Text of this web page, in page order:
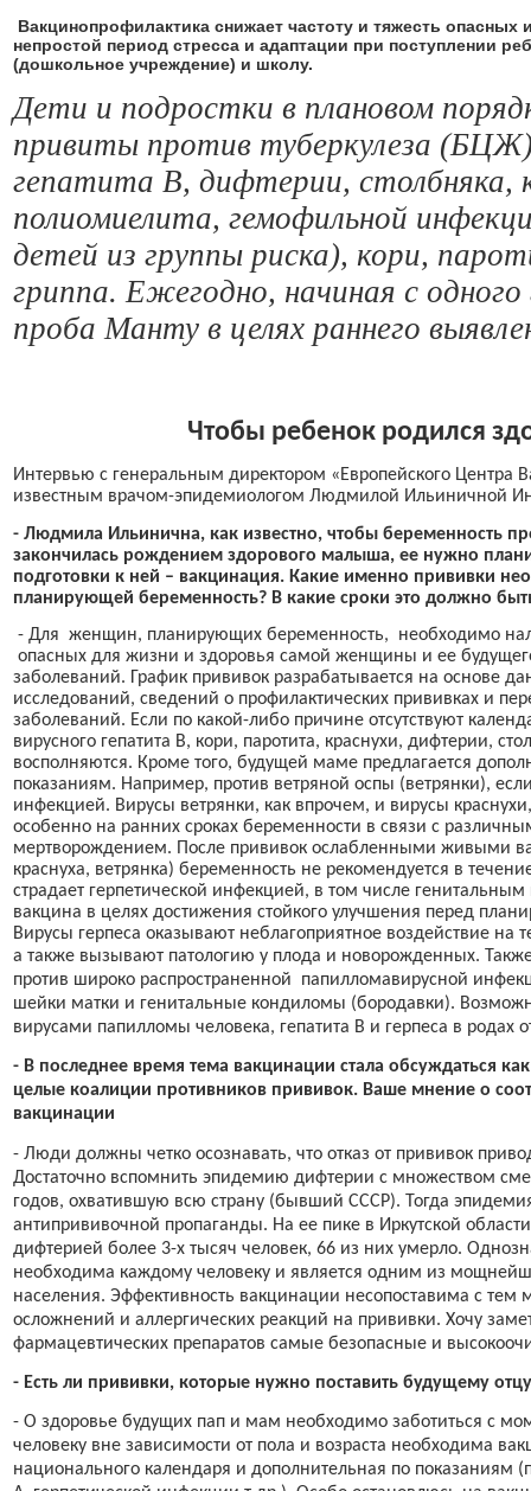
Вакцинопрофилактика снижает частоту и тяжесть
непростой период стресса и адаптации при поступлении
(дошкольное учреждение) и школу.
Дети и подростки в плановом
привиты против туберкулеза
гепатита В, дифтерии, столбняка,
полиомиелита, гемофильной
детей из группы риска), кори,
гриппа. Ежегодно, начиная с
проба Манту в целях раннего
Чтобы ребенок родился
Интервью с генеральным директором «Европейского Центра
известным врачом-эпидемиологом Людмилой Ильиничной
- Людмила Ильинична, как известно, чтобы беременность
закончилась рождением здорового малыша, ее нужно
подготовки к ней – вакцинация. Какие именно прививки
планирующей беременность? В какие сроки это должно
- Для женщин, планирующих беременность,
необходимо
опасных для жизни и здоровья самой женщины и ее
заболеваний. График прививок разрабатывается на основе
исследований, сведений о профилактических прививках и
заболеваний. Если по какой-либо причине отсутствуют
вирусного гепатита В, кори, паротита, краснухи, дифтерии,
восполняются. Кроме того, будущей маме предлагается
показаниям. Например, против ветряной оспы (ветрянки),
инфекцией. Вирусы ветрянки, как впрочем, и вирусы
особенно на ранних сроках беременности в связи с
мертворождением. После прививок ослабленными живыми
краснуха, ветрянка) беременность не рекомендуется в
страдает герпетической инфекцией, в том числе
вакцина в целях достижения стойкого улучшения перед
Вирусы герпеса оказывают неблагоприятное воздействие на
а также вызывают патологию у плода и новорожденных.
против широко распространенной
папилломавирусной
шейки матки и генитальные кондиломы (бородавки).
вирусами папилломы человека, гепатита В и герпеса в родах
- В последнее время тема вакцинации стала обсуждаться
целые коалиции противников прививок. Ваше мнение о
вакцинации
- Люди должны четко осознавать, что отказ от прививок
Достаточно вспомнить эпидемию дифтерии с множеством
годов, охватившую всю страну (бывший СССР). Тогда
антипрививочной пропаганды. На ее пике в Иркутской
дифтерией более 3-х тысяч человек, 66 из них умерло.
необходима каждому человеку и является одним из
населения. Эффективность вакцинации несопоставима с
осложнений и аллергических реакций на прививки. Хочу
фармацевтических препаратов самые безопасные и
- Есть ли прививки, которые нужно поставить будущему
- О здоровье будущих пап и мам необходимо заботиться с
человеку вне зависимости от пола и возраста необходима
национального календаря и дополнительная по показаниям